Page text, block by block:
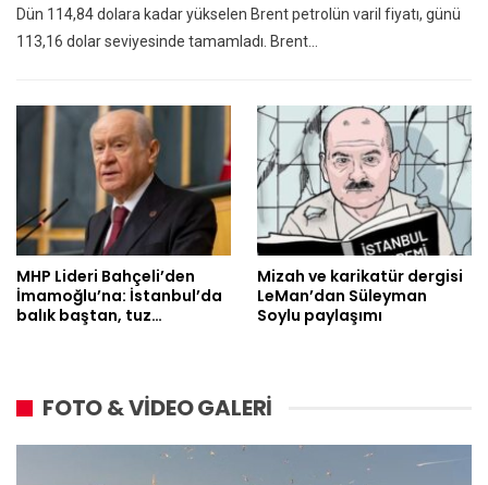
Dün 114,84 dolara kadar yükselen Brent petrolün varil fiyatı, günü
113,16 dolar seviyesinde tamamladı. Brent…
MHP Lideri Bahçeli’den
İmamoğlu’na: İstanbul’da
balık baştan, tuz…
Mizah ve karikatür dergisi
LeMan’dan Süleyman
Soylu paylaşımı
FOTO & VİDEO GALERİ